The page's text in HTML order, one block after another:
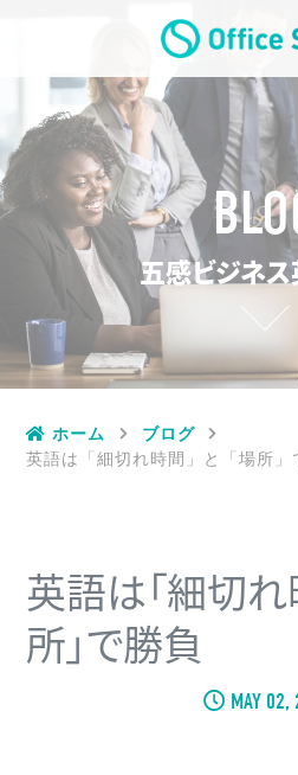
五感ビジネ
ホーム
ブログ
英語は「細切れ時間」と「場所」
英語は「細切れ
所」で勝負
MAY 02,